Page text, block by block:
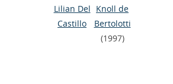
Lilian Del
Castillo
Knoll de
Bertolotti
(1997)